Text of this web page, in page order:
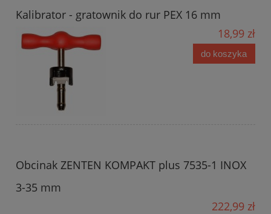
Kalibrator - gratownik do rur PEX 16 mm
18,99 zł
do koszyka
Obcinak ZENTEN KOMPAKT plus 7535-1 INOX
3-35 mm
222,99 zł